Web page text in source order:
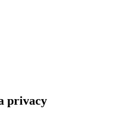
privacy